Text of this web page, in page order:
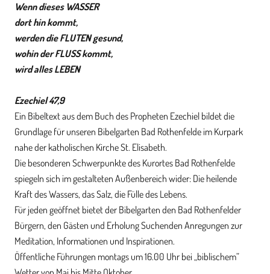
Wenn dieses WASSER
dort hin kommt,
werden die FLUTEN gesund,
wohin der FLUSS kommt,
wird alles LEBEN
Ezechiel 47,9
Ein Bibeltext aus dem Buch des Propheten Ezechiel bildet die
Grundlage für unseren Bibelgarten Bad Rothenfelde im Kurpark
nahe der katholischen Kirche St. Elisabeth.
Die besonderen Schwerpunkte des Kurortes Bad Rothenfelde
spiegeln sich im gestalteten Außenbereich wider: Die heilende
Kraft des Wassers, das Salz, die Fülle des Lebens.
Für jeden geöffnet bietet der Bibelgarten den Bad Rothenfelder
Bürgern, den Gästen und Erholung Suchenden Anregungen zur
Meditation, Informationen und Inspirationen.
Öffentliche Führungen montags um 16.00 Uhr bei „biblischem”